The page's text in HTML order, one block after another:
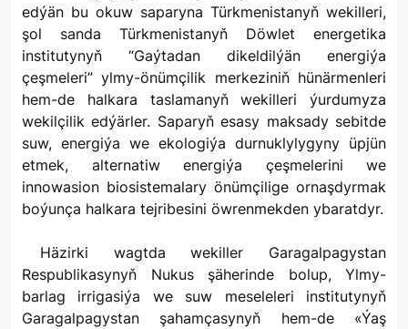
edýän bu okuw saparyna Türkmenistanyň wekilleri,
şol sanda Türkmenistanyň Döwlet energetika
institutynyň “Gaýtadan dikeldilýän energiýa
çeşmeleri” ylmy-önümçilik merkeziniň hünärmenleri
hem-de halkara taslamanyň wekilleri ýurdumyza
wekilçilik edýärler. Saparyň esasy maksady sebitde
suw, energiýa we ekologiýa durnuklylygyny üpjün
etmek, alternatiw energiýa çeşmelerini we
innowasion biosistemalary önümçilige ornaşdyrmak
boýunça halkara tejribesini öwrenmekden ybaratdyr.
Häzirki wagtda wekiller Garagalpagystan
Respublikasynyň Nukus şäherinde bolup, Ylmy-
barlag irrigasiýa we suw meseleleri institutynyň
Garagalpagystan şahamçasynyň hem-de «Ýaş